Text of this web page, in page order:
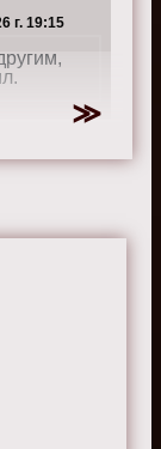
г. 19:15
В